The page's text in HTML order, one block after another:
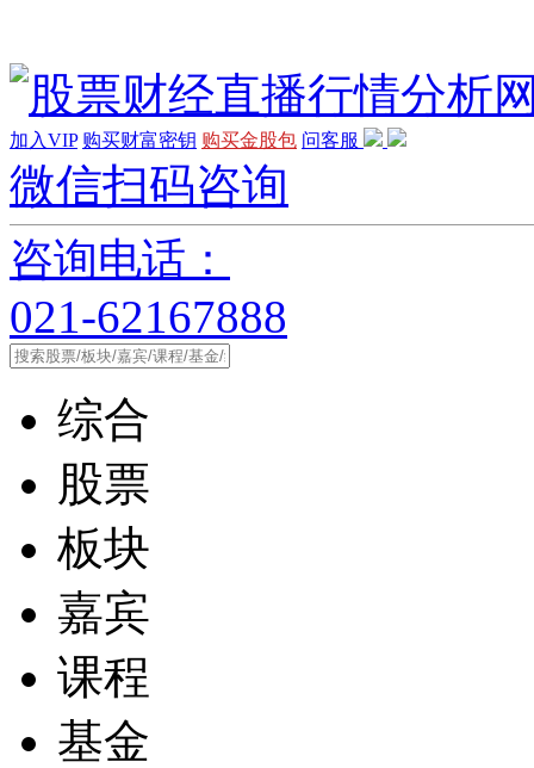
加入VIP 购买财富密钥 购买金股包 问客服
微信扫码咨询
咨询电话：
021-62167888
综合
股票
板块
嘉宾
课程
基金